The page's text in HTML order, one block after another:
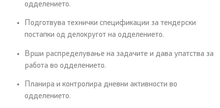
одделението.
Подготвува технички спецификации за тендерски
постапки од делокругот на одделението.
Врши распределување на задачите и дава упатства за
работа во одделението.
Планира и контролира дневни активности во
одделението.